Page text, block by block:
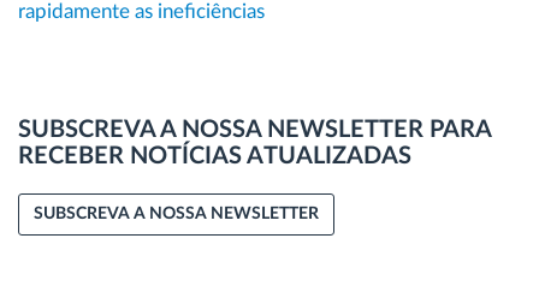
rapidamente as ineficiências
SUBSCREVA A NOSSA NEWSLETTER PARA
RECEBER NOTÍCIAS ATUALIZADAS
SUBSCREVA A NOSSA NEWSLETTER